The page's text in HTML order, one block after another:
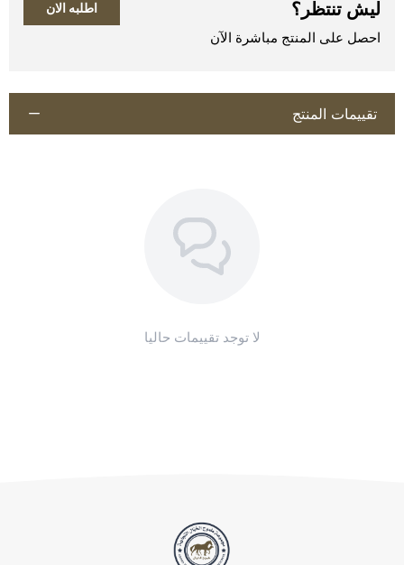
ليش تنتظر؟
احصل على المنتج مباشرة الآن
اطلبه الان
اطلب المنتج
تقييمات المنتج
لا توجد تقييمات حاليا